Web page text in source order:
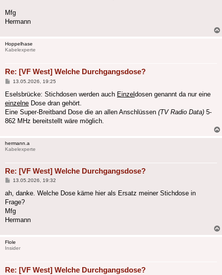
Mfg
Hermann
Hoppelhase
Kabelexperte
Re: [VF West] Welche Durchgangsdose?
Beitrag
13.05.2026, 19:25
Eselsbrücke: Stichdosen werden auch Einzeldosen genannt da nur eine
einzelne Dose dran gehört.
Eine Super-Breitband Dose die an allen Anschlüssen (TV Radio Data) 5-
862 MHz bereitstellt wäre möglich.
hermann.a
Kabelexperte
Re: [VF West] Welche Durchgangsdose?
Beitrag
13.05.2026, 19:32
ah, danke. Welche Dose käme hier als Ersatz meiner Stichdose in
Frage?
Mfg
Hermann
Flole
Insider
Re: [VF West] Welche Durchgangsdose?